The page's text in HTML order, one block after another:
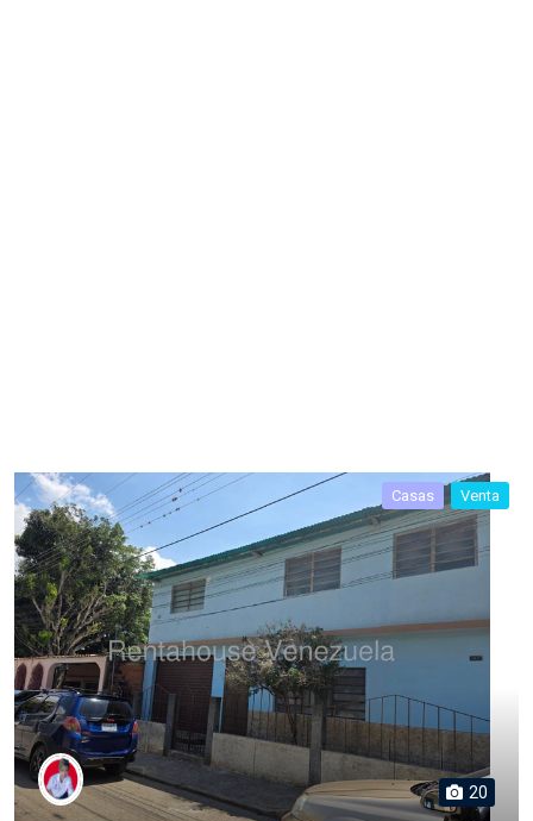
Casas Venta
20